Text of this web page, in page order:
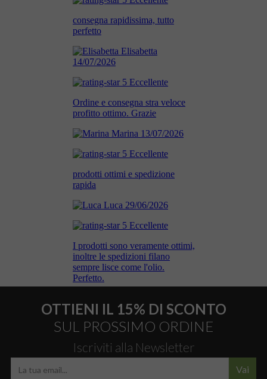
OTTIENI IL 15% DI SCONTO
SUL PROSSIMO ORDINE
Iscriviti alla Newsletter
Vai